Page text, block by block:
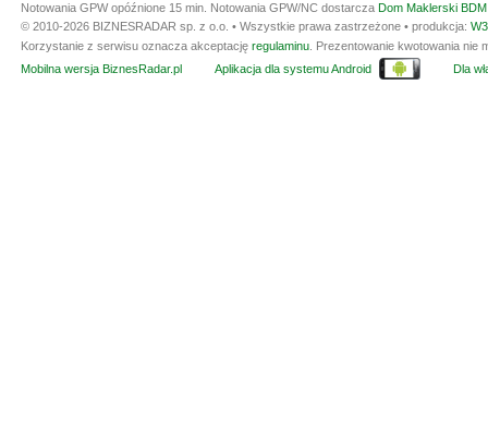
Notowania GPW opóźnione 15 min. Notowania GPW/NC dostarcza Dom Maklerski
© 2010-2026 BIZNESRADAR sp. z o.o. • Wszystkie prawa zastrzeżone • produkcja:
Korzystanie z serwisu oznacza akceptację regulaminu . Prezentowanie kwotowania
Mobilna wersja BiznesRadar.pl
Aplikacja dla systemu Android Dla